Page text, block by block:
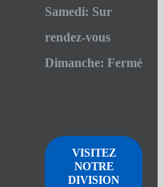
Samedi: Sur
rendez-vous
Dimanche: Fermé
VISITEZ
NOTRE
DIVISION